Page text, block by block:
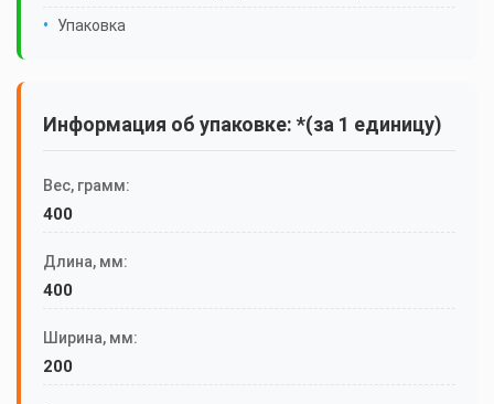
Упаковка
Информация об упаковке: *(за 1 единицу)
Вес, грамм:
400
Длина, мм:
400
Ширина, мм:
200